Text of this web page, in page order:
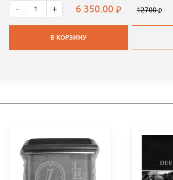
- + 6 350.00 12700
В КОРЗИНУ